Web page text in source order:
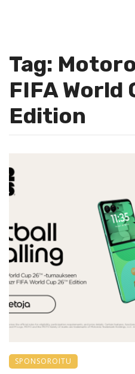
Tag:
FIFA World
Edition
SPONSOROITU